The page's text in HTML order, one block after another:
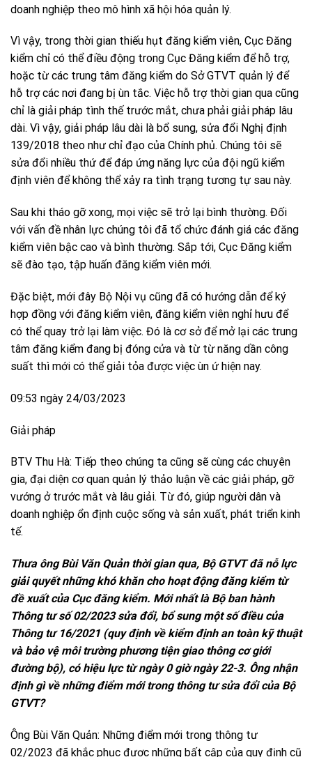
doanh nghiệp theo mô hình xã hội hóa quản lý.
Vì vậy, trong thời gian thiếu hụt đăng kiểm viên, Cục Đăng
kiểm chỉ có thể điều động trong Cục Đăng kiểm để hỗ trợ,
hoặc từ các trung tâm đăng kiểm do Sở GTVT quản lý để
hỗ trợ các nơi đang bị ùn tắc. Việc hỗ trợ thời gian qua cũng
chỉ là giải pháp tình thế trước mắt, chưa phải giải pháp lâu
dài. Vì vậy, giải pháp lâu dài là bổ sung, sửa đổi Nghị định
139/2018 theo như chỉ đạo của Chính phủ. Chúng tôi sẽ
sửa đổi nhiều thứ để đáp ứng năng lực của đội ngũ kiểm
định viên để không thể xảy ra tình trạng tương tự sau này.
Sau khi tháo gỡ xong, mọi việc sẽ trở lại bình thường. Đối
với vấn đề nhân lực chúng tôi đã tổ chức đánh giá các đăng
kiểm viên bậc cao và bình thường. Sắp tới, Cục Đăng kiểm
sẽ đào tạo, tập huấn đăng kiểm viên mới.
Đặc biệt, mới đây Bộ Nội vụ cũng đã có hướng dẫn để ký
hợp đồng với đăng kiểm viên, đăng kiểm viên nghỉ hưu để
có thể quay trở lại làm việc. Đó là cơ sở để mở lại các trung
tâm đăng kiểm đang bị đóng cửa và từ từ năng dần công
suất thì mới có thể giải tỏa được việc ùn ứ hiện nay.
09:53 ngày 24/03/2023
Giải pháp
BTV Thu Hà: Tiếp theo chúng ta cũng sẽ cùng các chuyên
gia, đại diện cơ quan quản lý thảo luận về các giải pháp, gỡ
vướng ở trước mắt và lâu giải. Từ đó, giúp người dân và
doanh nghiệp ổn định cuộc sống và sản xuất, phát triển kinh
tế.
Thưa ông Bùi Văn Quản thời gian qua, Bộ GTVT đã nỗ lực
giải quyết những khó khăn cho hoạt động đăng kiểm từ
đề xuất của Cục đăng kiểm. Mới nhất là Bộ ban hành
Thông tư số 02/2023 sửa đổi, bổ sung một số điều của
Thông tư 16/2021 (quy định về kiểm định an toàn kỹ thuật
và bảo vệ môi trường phương tiện giao thông cơ giới
đường bộ), có hiệu lực từ ngày 0 giờ ngày 22-3. Ông nhận
định gì về những điểm mới trong thông tư sửa đổi của Bộ
GTVT?
Ông Bùi Văn Quản: Những điểm mới trong thông tư
02/2023 đã khắc phục được những bất cập của quy định cũ